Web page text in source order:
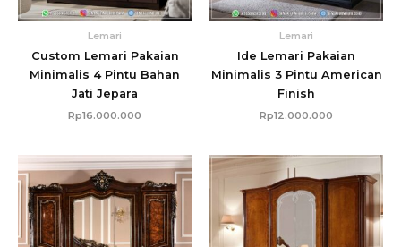
Lemari
Custom Lemari Pakaian
Minimalis 4 Pintu Bahan
Jati Jepara
Rp16.000.000
Lemari
Ide Lemari Pakaian
Minimalis 3 Pintu American
Finish
Rp12.000.000